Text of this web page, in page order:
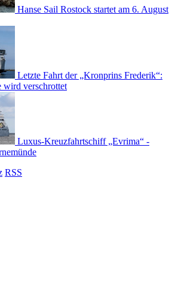
Hanse Sail Rostock startet am 6. August
Letzte Fahrt der „Kronprins Frederik“:
wird verschrottet
Luxus-Kreuzfahrtschiff „Evrima“ -
RSS